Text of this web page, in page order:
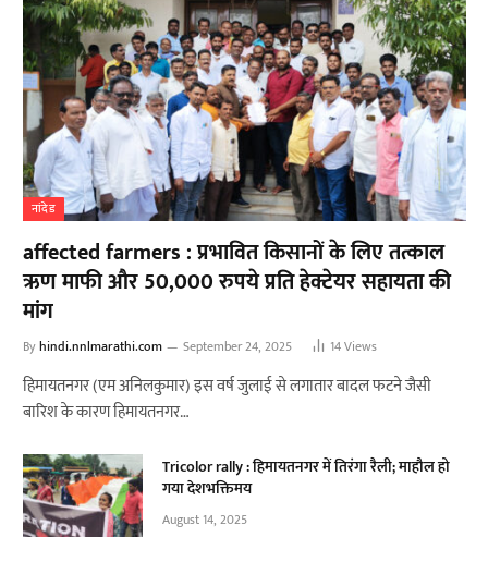
नांदेड
affected farmers : प्रभावित किसानों के लिए तत्काल
ऋण माफी और 50,000 रुपये प्रति हेक्टेयर सहायता की
मांग
Byhindi.nnlmarathi.com September 24, 2025 14Views
हिमायतनगर (एम अनिलकुमार) इस वर्ष जुलाई से लगातार बादल फटने जैसी
बारिश के कारण हिमायतनगर…
Tricolor rally : हिमायतनगर में तिरंगा रैली; माहौल हो
गया देशभक्तिमय
August 14, 2025